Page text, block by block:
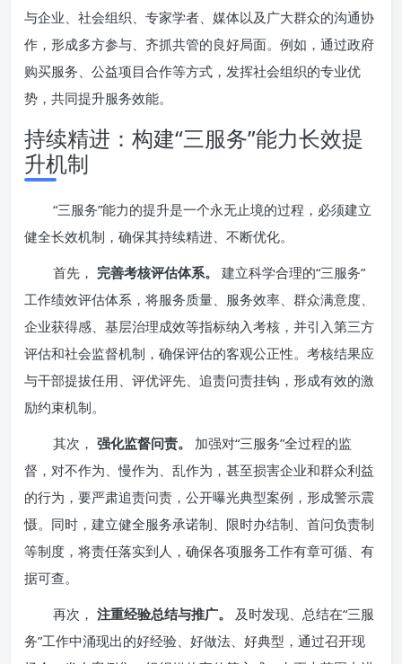
与企业、社会组织、专家学者、媒体以及广大群众的沟通协
作，形成多方参与、齐抓共管的良好局面。例如，通过政府
购买服务、公益项目合作等方式，发挥社会组织的专业优
势，共同提升服务效能。
持续精进：构建“三服务”能力长效提
升机制
“三服务”能力的提升是一个永无止境的过程，必须建立
健全长效机制，确保其持续精进、不断优化。
首先， 完善考核评估体系。
建立科学合理的“三服务”
工作绩效评估体系，将服务质量、服务效率、群众满意度、
企业获得感、基层治理成效等指标纳入考核，并引入第三方
评估和社会监督机制，确保评估的客观公正性。考核结果应
与干部提拔任用、评优评先、追责问责挂钩，形成有效的激
励约束机制。
其次， 强化监督问责。
加强对“三服务”全过程的监
督，对不作为、慢作为、乱作为，甚至损害企业和群众利益
的行为，要严肃追责问责，公开曝光典型案例，形成警示震
慑。同时，建立健全服务承诺制、限时办结制、首问负责制
等制度，将责任落实到人，确保各项服务工作有章可循、有
据可查。
再次， 注重经验总结与推广。
及时发现、总结在“三服
务”工作中涌现出的好经验、好做法、好典型，通过召开现